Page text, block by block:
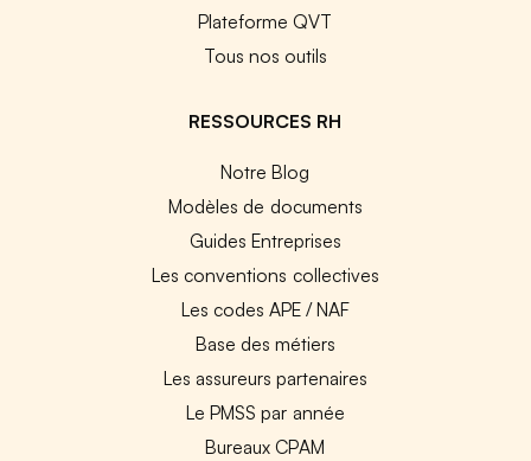
Plateforme QVT
Tous nos outils
RESSOURCES RH
Notre Blog
Modèles de documents
Guides Entreprises
Les conventions collectives
Les codes APE / NAF
Base des métiers
Les assureurs partenaires
Le PMSS par année
Bureaux CPAM